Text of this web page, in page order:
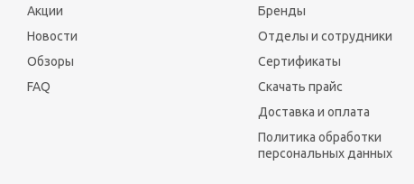
Акции
Новости
Обзоры
FAQ
Бренды
Отделы и сотрудники
Сертификаты
Скачать прайс
Доставка и оплата
Политика обработки
персональных данных